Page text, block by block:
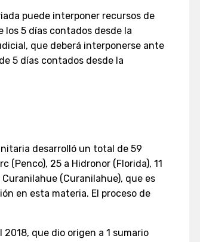
puede interponer recursos de
los 5 días contados desde la
que deberá interponerse ante
5 días contados desde la
desarrolló un total de 59
(Penco), 25 a Hidronor (Florida), 11
Curanilahue (Curanilahue), que es
en esta materia. El proceso de
que dio origen a 1 sumario